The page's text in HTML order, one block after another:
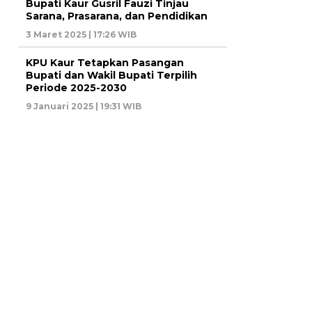
Bupati Kaur Gusril Fauzi Tinjau
Sarana, Prasarana, dan Pendidikan
3 Maret 2025 | 17:26 WIB
KPU Kaur Tetapkan Pasangan
Bupati dan Wakil Bupati Terpilih
Periode 2025-2030
9 Januari 2025 | 19:31 WIB